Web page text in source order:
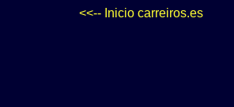
<<-- Inicio carreiros.es